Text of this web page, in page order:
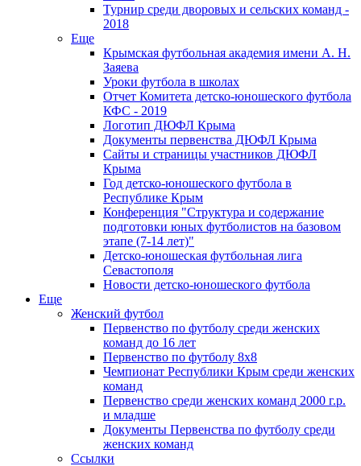
Турнир среди дворовых и сельских команд -
2018
Еще
Крымская футбольная академия имени А. Н.
Заяева
Уроки футбола в школах
Отчет Комитета детско-юношеского футбола
КФС - 2019
Логотип ДЮФЛ Крыма
Документы первенства ДЮФЛ Крыма
Сайты и страницы участников ДЮФЛ
Крыма
Год детско-юношеского футбола в
Республике Крым
Конференция "Структура и содержание
подготовки юных футболистов на базовом
этапе (7-14 лет)"
Детско-юношеская футбольная лига
Севастополя
Новости детско-юношеского футбола
Еще
Женский футбол
Первенство по футболу среди женских
команд до 16 лет
Первенство по футболу 8х8
Чемпионат Республики Крым среди женских
команд
Первенство среди женских команд 2000 г.р.
и младше
Документы Первенства по футболу среди
женских команд
Ссылки